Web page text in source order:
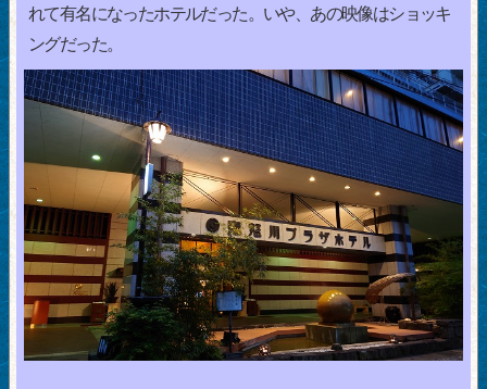
れて有名になったホテルだった。いや、あの映像はショッキ
ングだった。